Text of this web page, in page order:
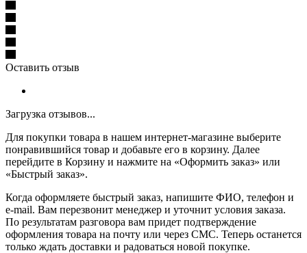
Оставить отзыв
Загрузка отзывов...
Для покупки товара в нашем интернет-магазине выберите
понравившийся товар и добавьте его в корзину. Далее
перейдите в Корзину и нажмите на «Оформить заказ» или
«Быстрый заказ».
Когда оформляете быстрый заказ, напишите ФИО, телефон и
e-mail. Вам перезвонит менеджер и уточнит условия заказа.
По результатам разговора вам придет подтверждение
оформления товара на почту или через СМС. Теперь останется
только ждать доставки и радоваться новой покупке.